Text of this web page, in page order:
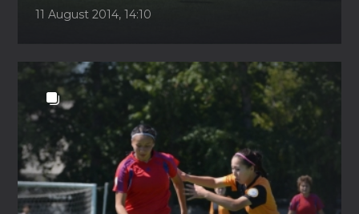
11 August 2014, 14:10